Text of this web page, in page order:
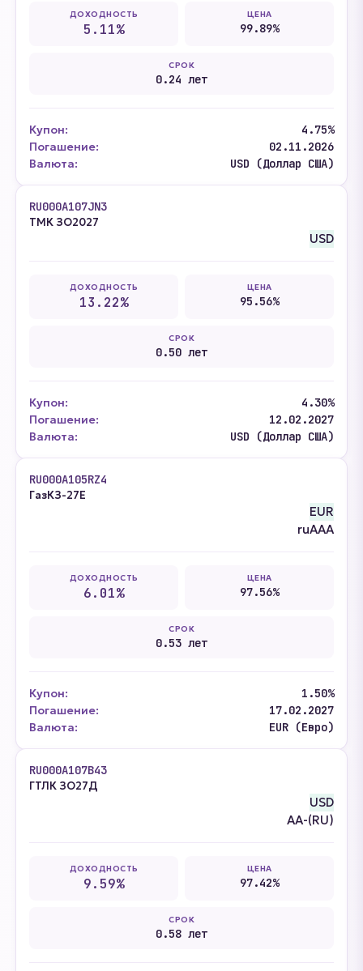
ДОХОДНОСТЬ
5.11%
ЦЕНА
99.89%
СРОК
0.24 лет
Купон:
4.75%
Погашение:
02.11.2026
Валюта:
USD (Доллар США)
RU000A107JN3
ТМК ЗО2027
USD
ДОХОДНОСТЬ
13.22%
ЦЕНА
95.56%
СРОК
0.50 лет
Купон:
4.30%
Погашение:
12.02.2027
Валюта:
USD (Доллар США)
RU000A105RZ4
ГазКЗ-27Е
EUR
ruAAA
ДОХОДНОСТЬ
6.01%
ЦЕНА
97.56%
СРОК
0.53 лет
Купон:
1.50%
Погашение:
17.02.2027
Валюта:
EUR (Евро)
RU000A107B43
ГТЛК ЗО27Д
USD
AA-(RU)
ДОХОДНОСТЬ
9.59%
ЦЕНА
97.42%
СРОК
0.58 лет